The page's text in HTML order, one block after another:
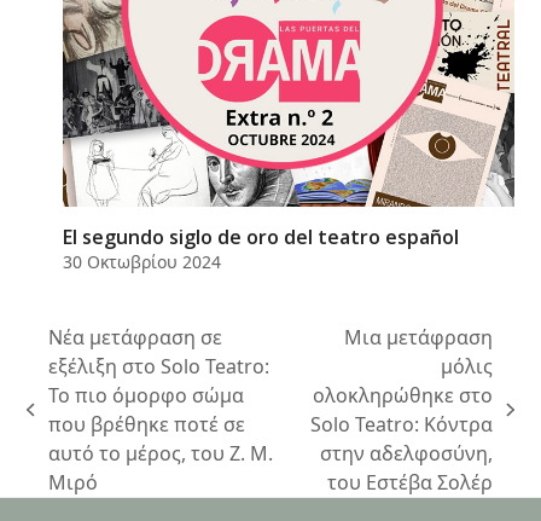
El segundo siglo de oro del teatro español
30 Οκτωβρίου 2024
previous
post:
Νέα μετάφραση σε
εξέλιξη στο Solo Teatro:
Το πιο όμορφο σώμα
που βρέθηκε ποτέ σε
αυτό το μέρος, του Ζ. Μ.
Μιρό
next
post:
Μια μετάφραση
μόλις
ολοκληρώθηκε στο
Solo Teatro: Κόντρα
στην αδελφοσύνη,
του Εστέβα Σολέρ